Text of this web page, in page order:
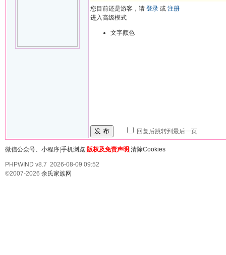
您目前还是游客，请 登录 或 注册
进入高级模式
文字颜色
发 布 回复后跳转到最后一页
微信公众号、小程序 手机浏览 版权及免责声明 清除Cookies
PHPWIND v8.7 2026-08-09 09:52
©2007-2026 余氏家族网